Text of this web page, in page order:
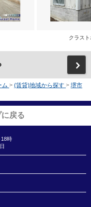
クラス
ム > (賃貸)地域から探す > 堺市
戻る
時